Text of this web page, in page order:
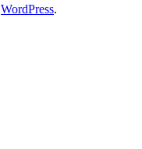
WordPress.